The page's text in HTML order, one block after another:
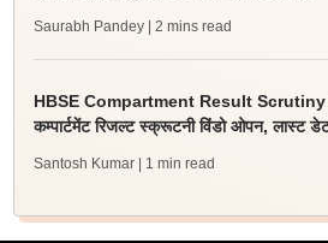
Saurabh Pandey | 2 mins read
HBSE Compartment Result Scrutiny
कम्पार्टमेंट रिजल्ट स्क्रूटनी विंडो ओपन, लास्ट
Santosh Kumar | 1 min read